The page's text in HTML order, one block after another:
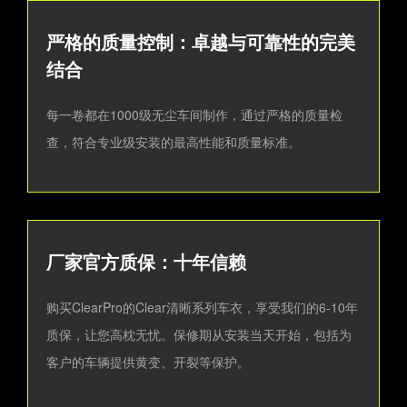
严格的质量控制：卓越与可靠性的完美
结合
每一卷都在1000级无尘车间制作，通过严格的质量检
查，符合专业级安装的最高性能和质量标准。
厂家官方质保：十年信赖
购买ClearPro的Clear清晰系列车衣，享受我们的6-10年
质保，让您高枕无忧。保修期从安装当天开始，包括为
客户的车辆提供黄变、开裂等保护。